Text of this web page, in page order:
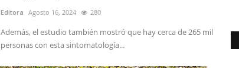
Editora Agosto 16, 2024 280
Además, el estudio también mostró que hay cerca de 265 mil
personas con esta sintomatología...